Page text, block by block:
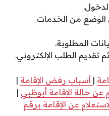
الوضع من الخدمات
المطلوبة.
تقديم الطلب الإلكتروني.
| أسباب رفض الإقامة |
عن حالة الإقامة أبوظبي |
عن الإقامة برقم